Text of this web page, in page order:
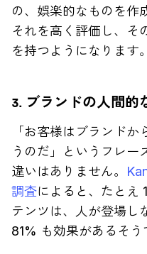
の、娯楽的なものを作
それを高く評価し、そ
を持つようになります。
3. ブランドの人間的
「お客様はブランド
うのだ」というフレー
違いはありません。
調査によると、たとえ
テンツは、人が登場し
81% も効果があるそう